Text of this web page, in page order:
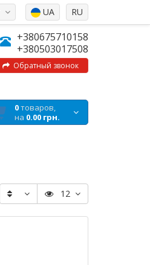
RU
UA
+380675710158
+380503017508
Обратный звонок
0товаров,
на 0.00 грн.
12